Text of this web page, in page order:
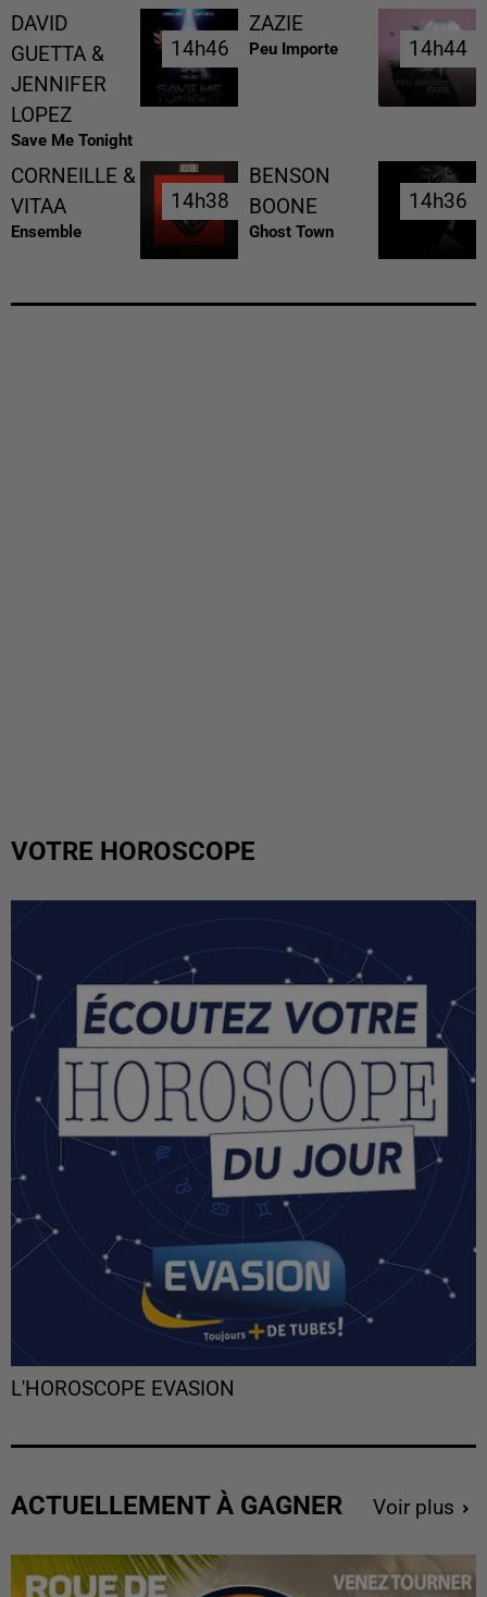
DAVID
GUETTA &
JENNIFER
LOPEZ
Save Me Tonight
14h46
14h46
ZAZIE
Peu Importe 14h44
14h44
CORNEILLE &
VITAA
Ensemble
14h38
14h38
BENSON
BOONE
Ghost Town
14h36
14h36
VOTRE HOROSCOPE
L'HOROSCOPE EVASION
ACTUELLEMENT À GAGNER Voir plus